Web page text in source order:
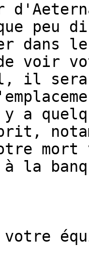
peu
dans
voir
il sera
a
à la